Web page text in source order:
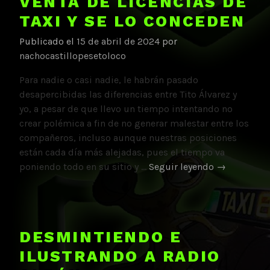
Ayuso
tras
Plataforma
Caracol
TAXI Y SE LO CONCEDEN
Publicado el 15 de abril de 2024 por
nachocastillopesetoloco
Para nadie o casi nadie, le habrán pasado
desapercibidas las diferencias entre Tito Álvarez y
yo, a pesar de que llevo un tiempo intentando no
crear polémica a fin de no generar malestar entre los
compañeros, incluso aunque nuestras posiciones
están cada día más alejadas, pues el tiempo va
poniendo todo en su sitio y … Seguir leyendo Tito
prohibir
la
licencias
→
DESMINTIENDO E
ILUSTRANDO A RADIO